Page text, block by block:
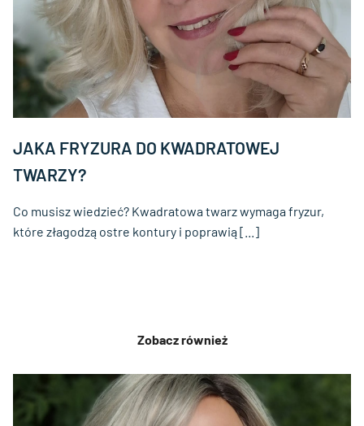
JAKA FRYZURA DO KWADRATOWEJ
TWARZY?
Co musisz wiedzieć? Kwadratowa twarz wymaga fryzur,
które złagodzą ostre kontury i poprawią [...]
Zobacz również